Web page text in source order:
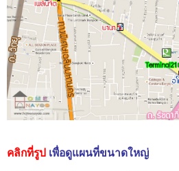
คลิกที่รูป เพื่อดูแผนที่ขนาดใหญ่